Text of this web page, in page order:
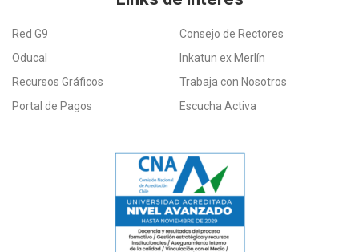
Red G9
Consejo de Rectores
Oducal
Inkatun ex Merlín
Recursos Gráficos
Trabaja con Nosotros
Portal de Pagos
Escucha Activa